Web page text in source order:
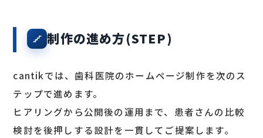
制作の進め方(STEP)
cantikでは、歯科医院のホームページ制作を次のス
テップで進めます。
ヒアリングから公開後の運用まで、患者さんの比較
検討を後押しする設計を一貫してご提案します。